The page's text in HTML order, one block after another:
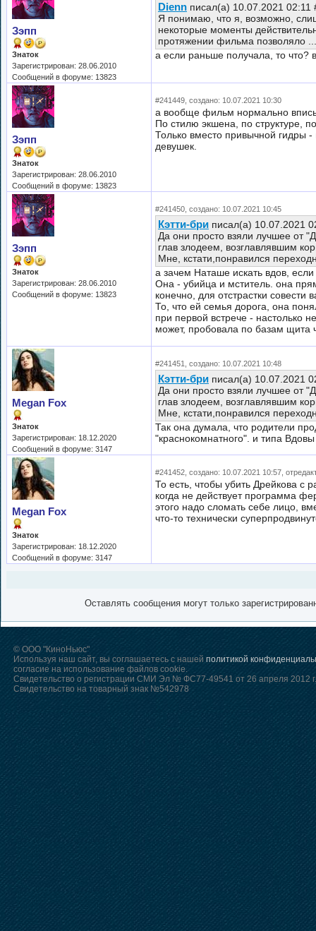
Зэпп
Знаток
Зарегистрирован: 28.06.2010
Сообщений в форуме: 13823
Dienn писал(а) 10.07.2021 02:11
Я понимаю, что я, возможно,
некоторые моменты
протяжении фильма позволяло ...
а если раньше получала, то что?
Зэпп
Знаток
Зарегистрирован: 28.06.2010
Сообщений в форуме: 13823
#241449, создано: 10.07.2021 10:30
а вообще фильм нормально
По стилю экшена, по структуре,
Только вместо привычной гидры
девушек.
Зэпп
Знаток
Зарегистрирован: 28.06.2010
Сообщений в форуме: 13823
#241450, создано: 10.07.2021 10:45
Кэтти-бри писал(а) 10.07.2021
Да они просто взяли лучшее от
глав злодеем, возглавлявшим
Мне, кстати,понравился
а зачем Наташе искать вдов,
Она - убийца и мститель. она
конечно, для отстрастки
То, что ей семья дорога, она
при первой встрече - настолько
может, пробовала по базам щита
Megan Fox
Знаток
Зарегистрирован: 18.12.2020
Сообщений в форуме: 3147
#241451, создано: 10.07.2021 10:48
Кэтти-бри писал(а) 10.07.2021
Да они просто взяли лучшее от
глав злодеем, возглавлявшим
Мне, кстати,понравился
Так она думала, что родители
"краснокомнатного". и типа
Megan Fox
Знаток
Зарегистрирован: 18.12.2020
Сообщений в форуме: 3147
#241452, создано: 10.07.2021 10:57,
То есть, чтобы убить Дрейкова
когда не действует программа
этого надо сломать себе лицо,
что-то технически
Оставлять сообщения могут только
© ООО "КиноНьюс"
Используя наш сайт, вы соглашаетесь с нашей политикой
согласие на использование файлов cookie.
Свидетельство о регистрации СМИ Эл № ФС77-49541 от 26 апреля 2012 г.
Свидетельство на товарный знак №542978